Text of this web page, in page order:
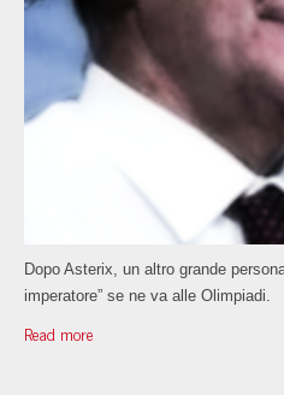
Dopo Asterix, un altro grande
imperatore” se ne va alle Olimpiadi.
Read more